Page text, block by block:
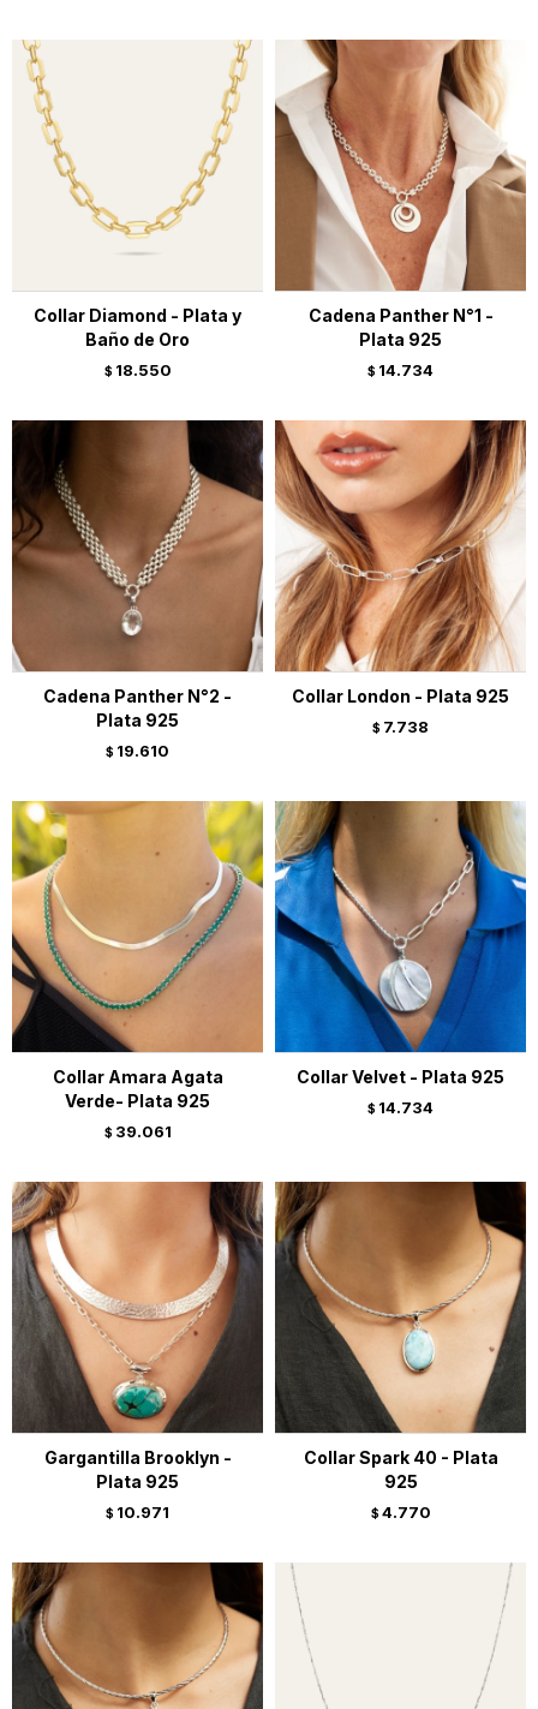
Collar Diamond - Plata y
Baño de Oro
$ 18.550
Cadena Panther N°1 -
Plata 925
$ 14.734
Cadena Panther N°2 -
Plata 925
$ 19.610
Collar London - Plata 925
$ 7.738
Collar Amara Agata
Verde- Plata 925
$ 39.061
Collar Velvet - Plata 925
$ 14.734
Gargantilla Brooklyn -
Plata 925
$ 10.971
Collar Spark 40 - Plata
925
$ 4.770